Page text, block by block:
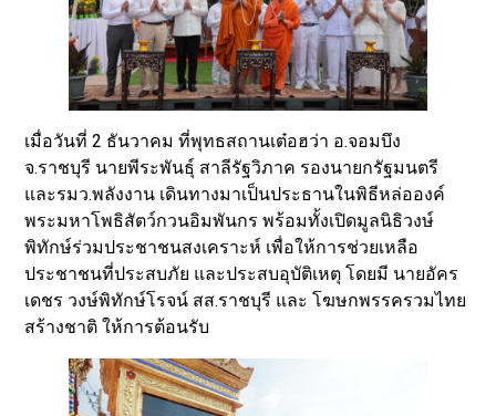
เมื่อวันที่ 2 ธันวาคม ที่พุทธสถานเต๋อฮว่า อ.จอมบึง
จ.ราชบุรี นายพีระพันธุ์ สาลีรัฐวิภาค รองนายกรัฐมนตรี
และรมว.พลังงาน เดินทางมาเป็นประธานในพิธีหล่อองค์
พระมหาโพธิสัตว์กวนอิมพันกร พร้อมทั้งเปิดมูลนิธิวงษ์
พิทักษ์ร่วมประชาชนสงเคราะห์ เพื่อให้การช่วยเหลือ
ประชาชนที่ประสบภัย และประสบอุบัติเหตุ โดยมี นายอัคร
เดชร วงษ์พิทักษ์โรจน์ สส.ราชบุรี และ โฆษกพรรครวมไทย
สร้างชาติ ให้การต้อนรับ